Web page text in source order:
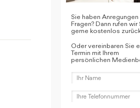
Sie haben
Fragen? Dann rufen wir
gerne kostenlos
Oder vereinbaren Sie
Termin mit Ihrem
persönlichen